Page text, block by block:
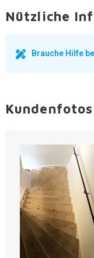
Nützliche
Brauche Hilfe
Kundenfotos